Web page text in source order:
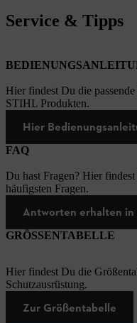
Service & Tipps
Hier findest Du die
STIHL Produkten.
Hier
FAQ
Du hast Fragen? Hier
häufigsten Fragen.
Antworten erhalten in
GRÖSSENTABELLE
Hier findest Du die
Schutzausrüstung.
Zur Größentabelle